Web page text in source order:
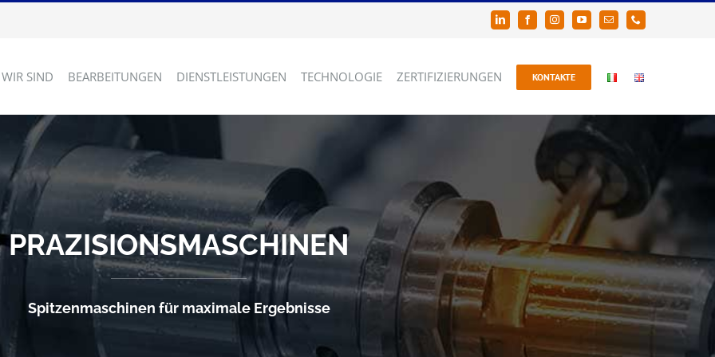
LinkedInFacebookInstagramYouTubeEmail Phone
SIND BEARBEITUNGEN DIENSTLEISTUNGEN TECHNOLOGIE ZERTIFIZIERUNGEN KONTAKTE
PRAZISIONSMASCHINEN
Spitzenmaschinen für maximale Ergebnisse